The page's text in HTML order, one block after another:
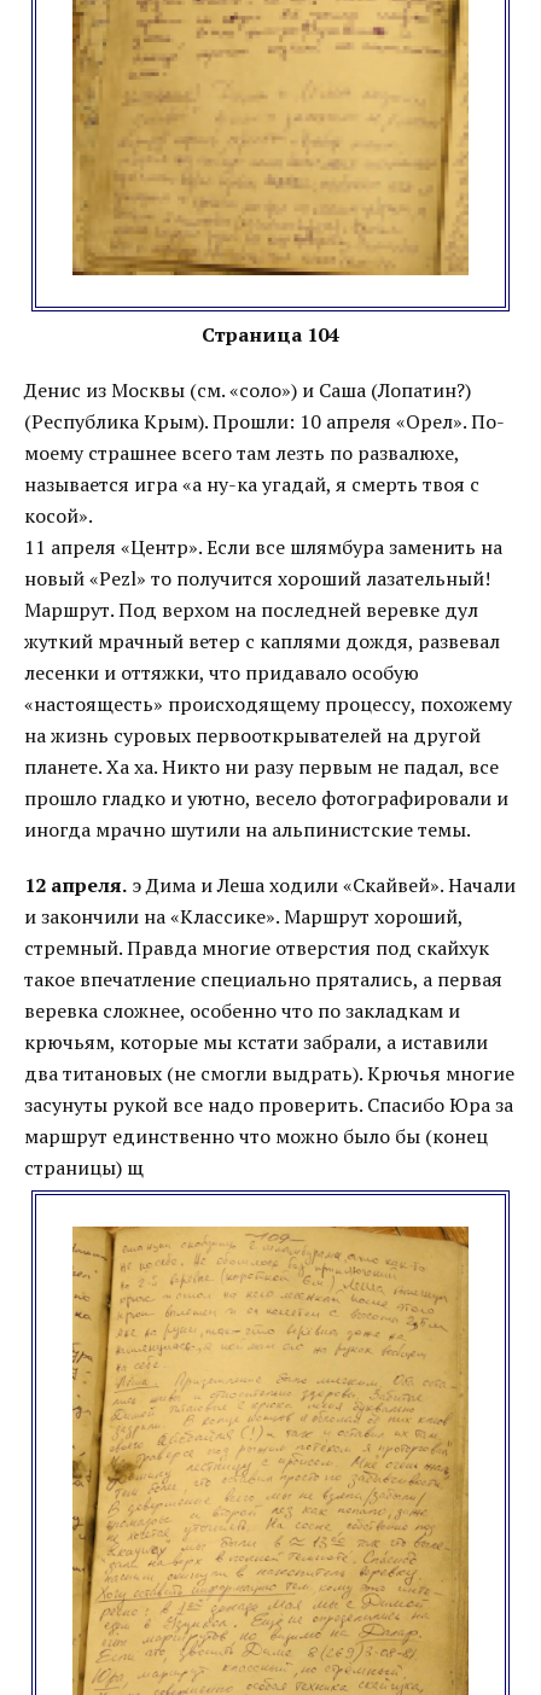
Страница 104
Денис из Москвы (см. «соло») и Саша (Лопатин?)
(Республика Крым). Прошли: 10 апреля «Орел». По-
моему страшнее всего там лезть по развалюхе,
называется игра «а ну-ка угадай, я смерть твоя с
косой».
11 апреля «Центр». Если все шлямбура заменить на
новый «Pezl» то получится хороший лазательный!
Маршрут. Под верхом на последней веревке дул
жуткий мрачный ветер с каплями дождя, развевал
лесенки и оттяжки, что придавало особую
«настоящесть» происходящему процессу, похожему
на жизнь суровых первооткрывателей на другой
планете. Ха ха. Никто ни разу первым не падал, все
прошло гладко и уютно, весело фотографировали и
иногда мрачно шутили на альпинистские темы.
12 апреля. э Дима и Леша ходили «Скайвей». Начали
и закончили на «Классике». Маршрут хороший,
стремный. Правда многие отверстия под скайхук
такое впечатление специально прятались, а первая
веревка сложнее, особенно что по закладкам и
крючьям, которые мы кстати забрали, а иставили
два титановых (не смогли выдрать). Крючья многие
засунуты рукой все надо проверить. Спасибо Юра за
маршрут единственно что можно было бы (конец
страницы) щ